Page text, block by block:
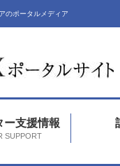
のポータルメディア
ー支援情報
SUPPORT